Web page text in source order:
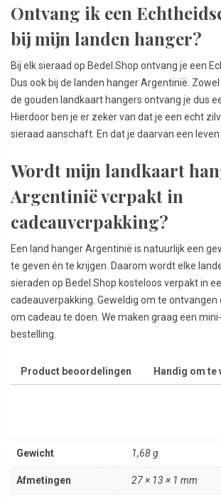
Ontvang ik een
bij mijn landen hanger?
Bij elk sieraad op Bedel.Shop ontvang je een
Dus ook bij de landen hanger Argentinië.
de gouden landkaart hangers ontvang je dus
Hierdoor ben je er zeker van dat je een echt
sieraad aanschaft. En dat je daarvan een
Wordt mijn landkaart
Argentinië verpakt in
cadeauverpakking?
Een land hanger Argentinië is natuurlijk een
te geven én te krijgen. Daarom wordt elke
sieraden op Bedel.Shop kosteloos verpakt in
cadeauverpakking. Geweldig om te
om cadeau te doen. We maken graag een
bestelling.
Product beoordelingen Handig om te
Gewicht 1,68 g
Afmetingen 27 × 13 × 1 mm